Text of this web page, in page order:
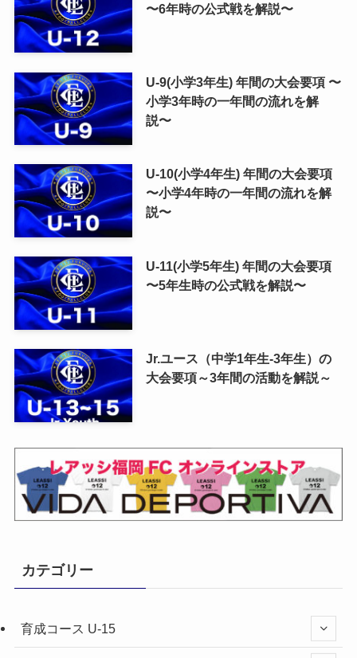
〜6年時の公式戦を解説〜
U-9(小学3年生) 年間の大会要項 〜
小学3年時の一年間の流れを解
説〜
U-10(小学4年生) 年間の大会要項
〜小学4年時の一年間の流れを解
説〜
U-11(小学5年生) 年間の大会要項
〜5年生時の公式戦を解説〜
Jr.ユース（中学1年生-3年生）の
大会要項～3年間の活動を解説～
カテゴリー
育成コース U-15